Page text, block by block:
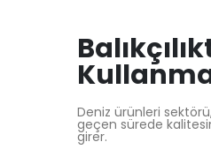
Deniz ürünleri
geçen sürede
girer.